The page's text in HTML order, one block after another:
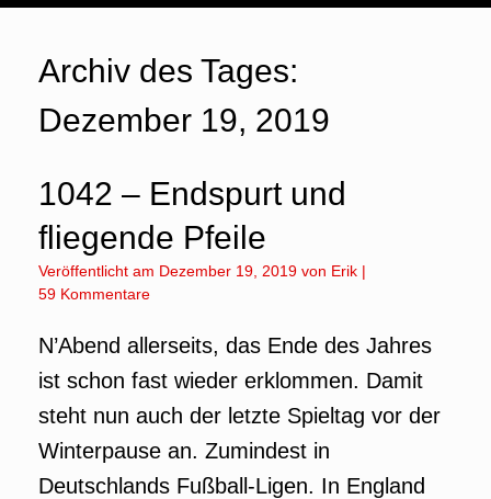
Archiv des Tages:
Dezember 19, 2019
1042 – Endspurt und
fliegende Pfeile
Veröffentlicht am Dezember 19, 2019 von Erik |
59 Kommentare
N’Abend allerseits, das Ende des Jahres
ist schon fast wieder erklommen. Damit
steht nun auch der letzte Spieltag vor der
Winterpause an. Zumindest in
Deutschlands Fußball-Ligen. In England